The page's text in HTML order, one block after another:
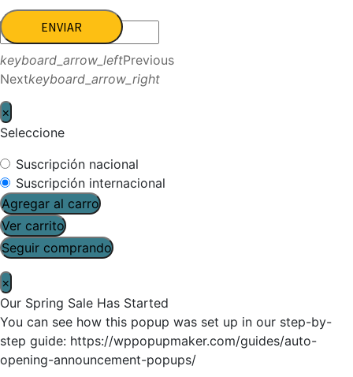
ENVIAR
keyboard_arrow_leftPrevious
Nextkeyboard_arrow_right
×
Seleccione
Suscripción nacional
Suscripción internacional
Agregar al carro
Ver carrito
Seguir comprando
×
Our Spring Sale Has Started
You can see how this popup was set up in our step-by-
step guide: https://wppopupmaker.com/guides/auto-
opening-announcement-popups/